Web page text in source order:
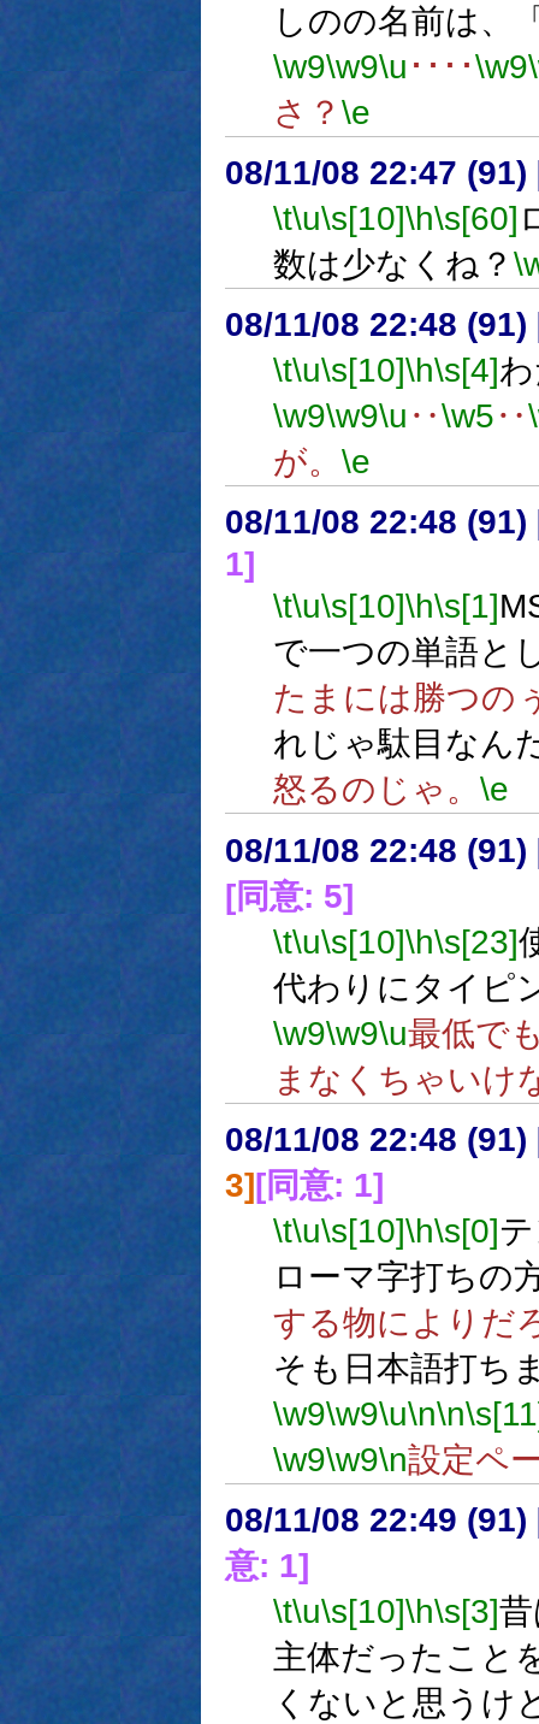
しのの名前は、
\w9\w9\u ････\w9
さ？ \e
08/11/08 22:47 (91)
\t\u\s[10]\h\s[60]
数は少なくね？
08/11/08 22:48 (91)
\t\u\s[10]\h\s[4]
\w9\w9\u ‥\w5‥
が。 \e
08/11/08 22:48 (91)
1]
\t\u\s[10]\h\s[1]
で一つの単語と
たまには勝つの
れじゃ駄目なん
怒るのじゃ。 \e
08/11/08 22:48 (91)
[同意: 5]
\t\u\s[10]\h\s[23]
代わりにタイピ
\w9\w9\u最低で
まなくちゃいけ
08/11/08 22:48 (91)
3][同意: 1]
\t\u\s[10]\h\s[0]
ローマ字打ちの
する物によりだ
そも日本語打ち
\w9\w9\u\n\n
\w9\w9\n設定ペ
08/11/08 22:49 (91)
意: 1]
\t\u\s[10]\h\s[3]
主体だったこと
くないと思うけ